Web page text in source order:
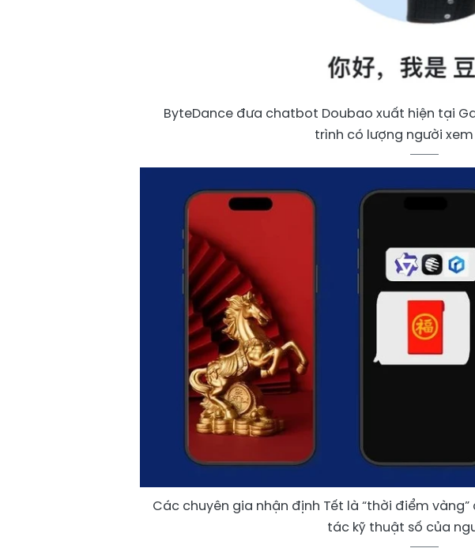
ByteDance đưa chatbot Doubao xuất hiện tại
trình có lượng người
Các chuyên gia nhận định Tết là “thời điểm
tác kỹ thuật số của